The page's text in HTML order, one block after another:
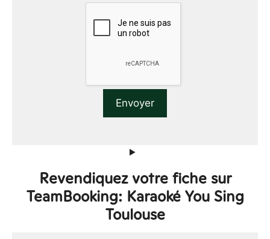
Revendiquez votre fiche sur
TeamBooking: Karaoké You Sing
Toulouse